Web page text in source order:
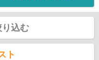
り込む
ト